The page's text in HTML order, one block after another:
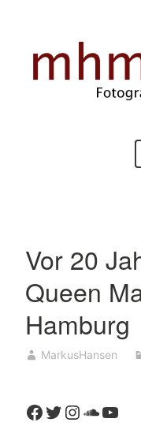
springen
Vor 20
Queen
Hamburg
MarkusHansen
Facebook
Twitter
Instagram